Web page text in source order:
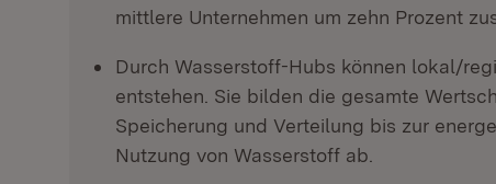
mittlere Unternehmen um zehn Prozent
Durch Wasserstoff-Hubs können lokal/
entstehen. Sie bilden die gesamte
Speicherung und Verteilung bis zur
Nutzung von Wasserstoff ab.